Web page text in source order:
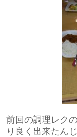
前回の調理レク
り良く出来たん